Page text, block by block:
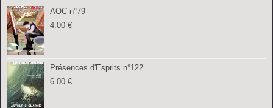
AOC n°79
4.00€
Présences d'Esprits n°122
6.00€